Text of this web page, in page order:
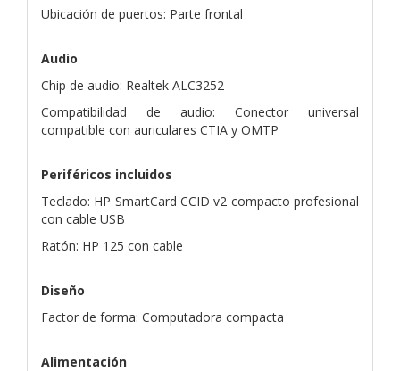
Ubicación de puertos: Parte frontal
Audio
Chip de audio: Realtek ALC3252
Compatibilidad de audio: Conector universal
compatible con auriculares CTIA y OMTP
Periféricos incluidos
Teclado: HP SmartCard CCID v2 compacto profesional
con cable USB
Ratón: HP 125 con cable
Diseño
Factor de forma: Computadora compacta
Alimentación